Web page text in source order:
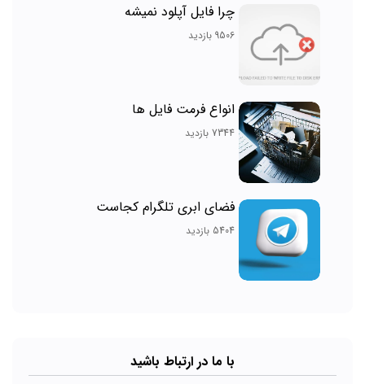
چرا فایل آپلود نمیشه
9506 بازدید
انواع فرمت فایل ها
7344 بازدید
فضای ابری تلگرام کجاست
5404 بازدید
با ما در ارتباط باشید